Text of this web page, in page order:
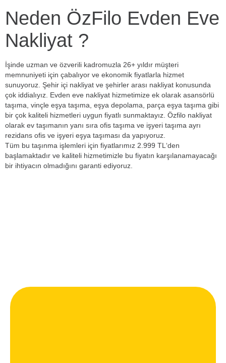
Neden ÖzFilo Evden Eve
Nakliyat ?
İşinde uzman ve özverili kadromuzla 26+ yıldır müşteri
memnuniyeti için çabalıyor ve ekonomik fiyatlarla hizmet
sunuyoruz. Şehir içi nakliyat ve şehirler arası nakliyat konusunda
çok iddialıyız. Evden eve nakliyat hizmetimize ek olarak asansörlü
taşıma, vinçle eşya taşıma, eşya depolama, parça eşya taşıma gibi
bir çok kaliteli hizmetleri uygun fiyatlı sunmaktayız. Özfilo nakliyat
olarak ev taşımanın yanı sıra ofis taşıma ve işyeri taşıma ayrı
rezidans ofis ve işyeri eşya taşıması da yapıyoruz.
Tüm bu taşınma işlemleri için fiyatlarımız 2.999 TL‘den
başlamaktadır ve kaliteli hizmetimizle bu fiyatın karşılanamayacağı
bir ihtiyacın olmadığını garanti ediyoruz.